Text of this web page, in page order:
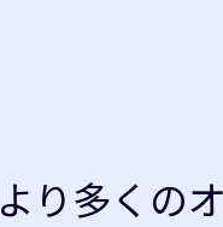
より多くの